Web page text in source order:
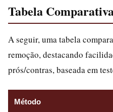
Tabela
A seguir, uma tabela
remoção, destacando
prós/contras, baseada em
Método